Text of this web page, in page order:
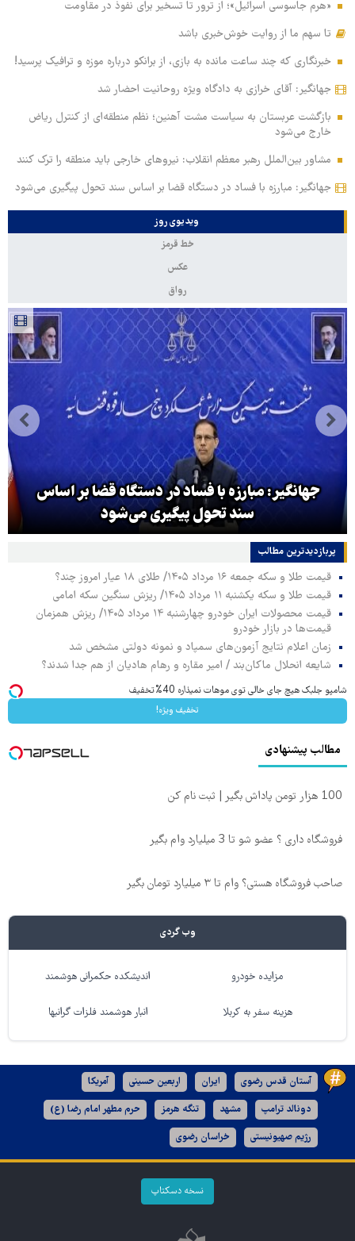
«هرم جاسوسی اسرائیل»؛ از ترور تا تسخیر برای نفوذ در مقاومت
تا سهم ما از روایت خوش‌خبری باشد
خبرنگاری که چند ساعت مانده به بازی، از برانکو درباره موزه و ترافیک پرسید!
جهانگیر: آقای خرازی به دادگاه ویژه روحانیت احضار شد
بازگشت عربستان به سیاست مشت آهنین؛ نظم منطقه‌ای از کنترل ریاض
خارج می‌شود
مشاور بین‌الملل رهبر معظم انقلاب: نیروهای خارجی باید منطقه را ترک کنند
جهانگیر: مبارزه با فساد در دستگاه قضا بر اساس سند تحول پیگیری می‌شود
ویدیوی روز
خط قرمز
عکس
رواق
جهانگیر: مبارزه با فساد در دستگاه قضا بر اساس
سند تحول پیگیری می‌شود
پربازدیدترین‌ مطالب
قیمت طلا و سکه جمعه ۱۶ مرداد ۱۴۰۵/ طلای ۱۸ عیار امروز چند؟
قیمت طلا و سکه یکشنبه ۱۱ مرداد ۱۴۰۵/ ریزش سنگین سکه امامی
قیمت محصولات ایران خودرو چهارشنبه ۱۴ مرداد ۱۴۰۵/ ریزش همزمان
قیمت‌ها در بازار خودرو
زمان اعلام نتایج آزمون‌های سمپاد و نمونه دولتی مشخص شد
شایعه انحلال ماکان‌بند / امیر مقاره و رهام هادیان از هم جدا شدند؟
شامپو جلبک هیچ جای خالی توی موهات نمیذاره 40%تخفیف
تخفیف ویژه!
مطالب پیشنهادی
100 هزار تومن پاداش بگیر | ثبت نام کن
فروشگاه داری ؟ عضو شو تا 3 میلیارد وام بگیر
صاحب فروشگاه هستی؟ وام تا ۳ میلیارد تومان بگیر
وب گردی
مزایده خودرو اندیشکده حکمرانی هوشمند
هزینه سفر به کربلا انبار هوشمند فلزات گرانبها
آستان قدس رضوی ایران اربعین حسینی آمریکا
دونالد ترامپ مشهد تنگه هرمز حرم مطهر امام رضا (ع)
رژیم صهیونیستی خراسان رضوی
نسخه دسکتاپ